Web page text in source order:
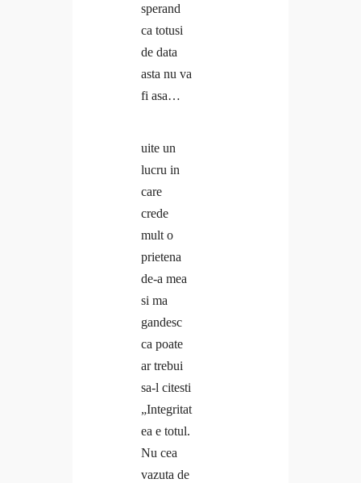
sperand
ca totusi
de data
asta nu va
fi asa…
uite un
lucru in
care
crede
mult o
prietena
de-a mea
si ma
gandesc
ca poate
ar trebui
sa-l citesti
„Integritat
ea e totul.
Nu cea
vazuta de